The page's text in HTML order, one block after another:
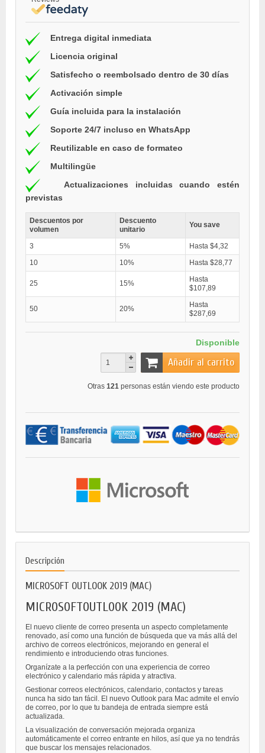
Entrega digital inmediata
Licencia original
Satisfecho o reembolsado dentro de 30 días
Activación simple
Guía incluida para la instalación
Soporte 24/7 incluso en WhatsApp
Reutilizable en caso de formateo
Multilingüe
Actualizaciones incluidas cuando estén
previstas
Descuentos por
volumen
Descuento
unitario
You save
3 5%
Hasta $4,32
10
10% Hasta $28,77
25 15%
Hasta
$107,89
50 20%
Hasta
$287,69
Disponible
Añadir al carrito
Otras 121 personas están viendo este producto
Descripción
MICROSOFT OUTLOOK 2019 (MAC)
MICROSOFTOUTLOOK 2019 (MAC)
El nuevo cliente de correo presenta un aspecto completamente
renovado, así como una función de búsqueda que va más allá del
archivo de correos electrónicos, mejorando en general el
rendimiento e introduciendo otras funciones.
Organízate a la perfección con una experiencia de correo
electrónico y calendario más rápida y atractiva.
Gestionar correos electrónicos, calendario, contactos y tareas
nunca ha sido tan fácil. El nuevo Outlook para Mac admite el envío
de correo, por lo que tu bandeja de entrada siempre está
actualizada.
La visualización de conversación mejorada organiza
automáticamente el correo entrante en hilos, así que ya no tendrás
que buscar los mensajes relacionados.